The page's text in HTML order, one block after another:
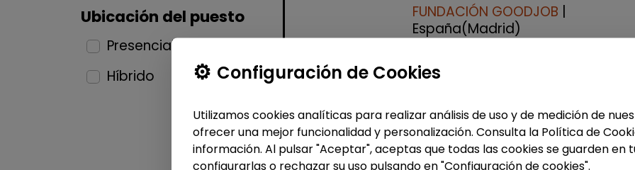
Ubicación del puesto
Presencial
Híbrido
5
FUNDACIÓN GOODJOB
España(Madrid)
Fundación GoodJob! ¿Quieres dar el
Lanzamos la 10ª edici&...
% de respuesta: 93,75%
Configuración de Cookies
Utilizamos cookies analíticas para realizar análisis de uso y de medición de
ofrecer una mejor funcionalidad y personalización. Consulta la Política de
información. Al pulsar "Aceptar", aceptas que todas las cookies se guarden en
configurarlas o rechazar su uso pulsando en "Configuración de cookies".